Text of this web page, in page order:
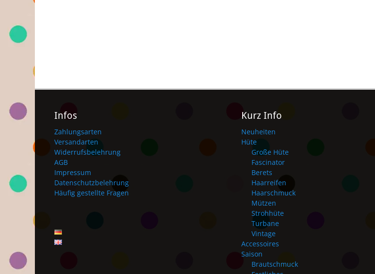
Infos
Zahlungsarten
Versandarten
Widerrufsbelehrung
AGB
Impressum
Datenschutzbelehrung
Häufig gestellte Fragen
Kurz Info
Neuheiten
Hüte
Große Hüte
Fascinator
Berets
Haarreifen
Haarschmuck
Mützen
Strohhüte
Turbane
Vintage
Accessoires
Saison
Brautschmuck